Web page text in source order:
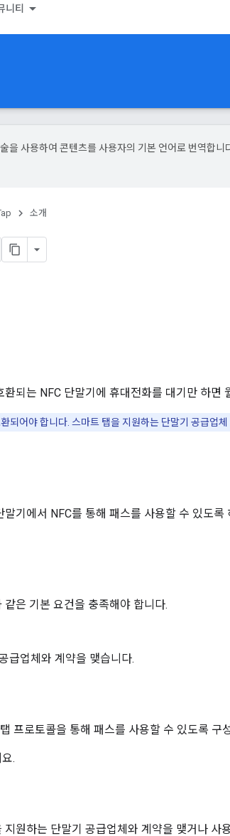
니티
을 사용하여 콘텐츠를 사용자의 기본 언어로 번역합니
소개
환되는 NFC 단말기에 휴대전화를 대기만 하면
되어야 합니다. 스마트 탭을 지원하는 단말기 공급업
말기에서 NFC를 통해 패스를 사용할 수 있도
같은 기본 요건을 충족해야 합니다.
급업체와 계약을 맺습니다.
프로토콜을 통해 패스를 사용할 수 있도록 구
.
지원하는 단말기 공급업체와 계약을 맺거나